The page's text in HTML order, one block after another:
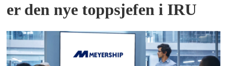
er den nye toppsjefen i IRU